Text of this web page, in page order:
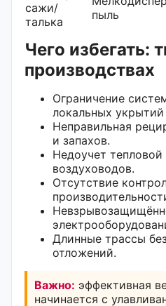
сажи/
талька
пыль
Чего избегать:
производствах
Ограничение
локальных укрытий
Неправильная
и запахов.
Недоучет
воздуховодов.
Отсутствие
Длинные трассы
отложений.
Важно: эффективная
начинается с